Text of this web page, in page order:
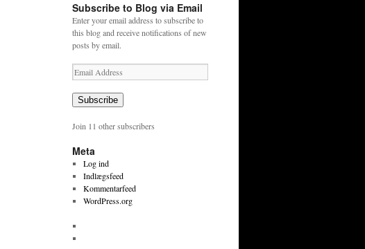
Subscribe to Blog via Email
Enter your email address to subscribe to
this blog and receive notifications of new
posts by email.
Email
Address
Subscribe
Join 11 other subscribers
Meta
Log ind
Indlægsfeed
Kommentarfeed
WordPress.org